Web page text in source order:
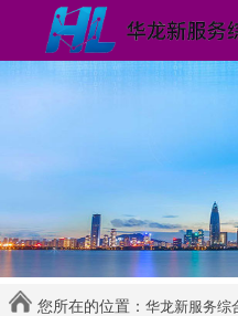
您所在的位置：华龙新服务综